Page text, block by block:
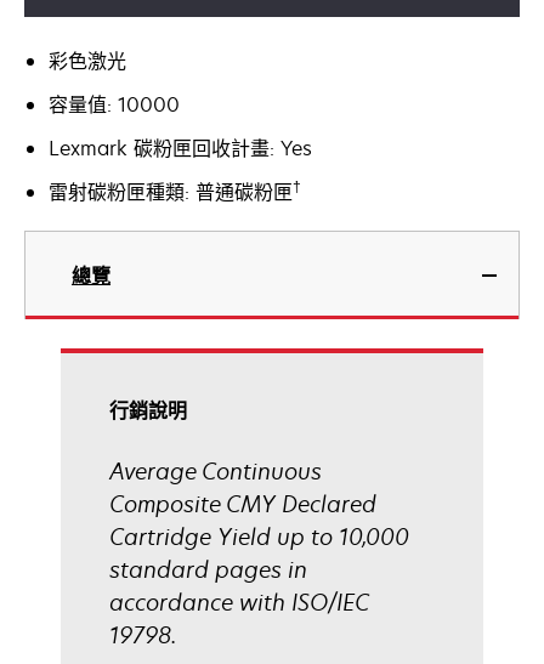
彩色激光
容量值: 10000
Lexmark 碳粉匣回收計畫: Yes
雷射碳粉匣種類: 普通碳粉匣†
總覽
行銷說明
Average Continuous
Composite CMY Declared
Cartridge Yield up to 10,000
standard pages in
accordance with ISO/IEC
19798.